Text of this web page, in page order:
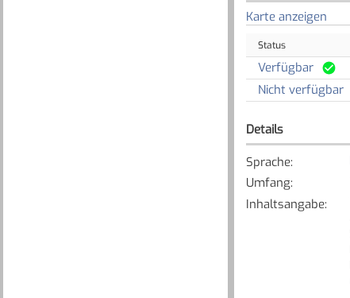
Karte anzeigen
Status
Verfügbar
Nicht verfügbar
Details
Sprache:
Umfang:
Inhaltsangabe: